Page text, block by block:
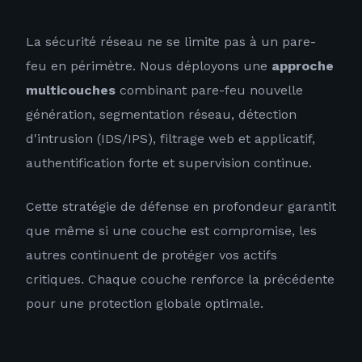
La sécurité réseau ne se limite pas à un pare-
feu en périmètre. Nous déployons une approche
multicouches combinant pare-feu nouvelle
génération, segmentation réseau, détection
d'intrusion (IDS/IPS), filtrage web et applicatif,
authentification forte et supervision continue.
Cette stratégie de défense en profondeur garantit
que même si une couche est compromise, les
autres continuent de protéger vos actifs
critiques. Chaque couche renforce la précédente
pour une protection globale optimale.